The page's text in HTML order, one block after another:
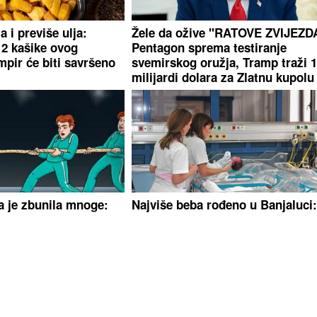
i previše ulja:
kašike ovog
će biti savršeno
Žele da ožive "RATOVE
Pentagon sprema testiranje
svemirskog oružja, Tramp traži
milijardi dolara za Zlatnu kupolu
je zbunila mnoge:
Najviše beba rođeno u